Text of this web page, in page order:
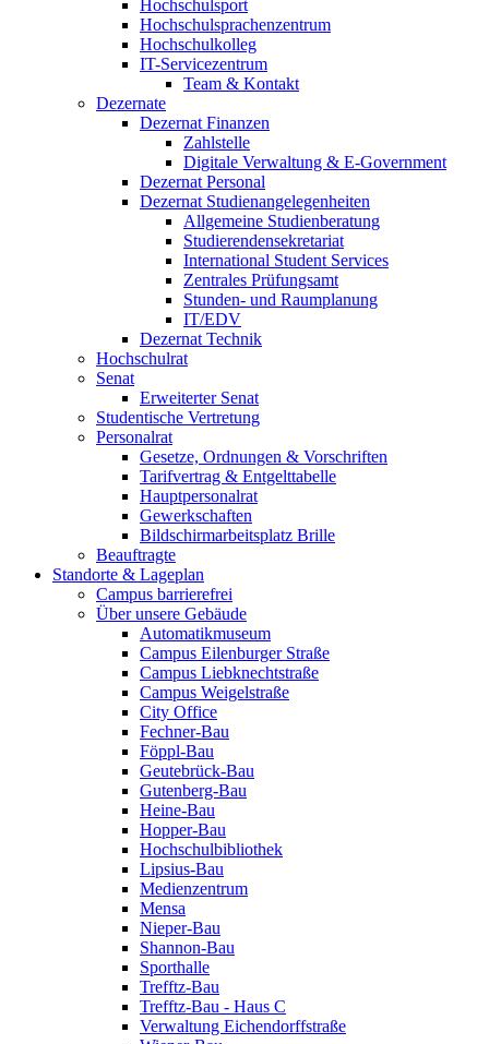
Hochschulsport
Hochschulsprachenzentrum
Hochschulkolleg
IT-Servicezentrum
Team & Kontakt
Dezernate
Dezernat Finanzen
Zahlstelle
Digitale Verwaltung & E-Government
Dezernat Personal
Dezernat Studienangelegenheiten
Allgemeine Studienberatung
Studierendensekretariat
International Student Services
Zentrales Prüfungsamt
Stunden- und Raumplanung
IT/EDV
Dezernat Technik
Hochschulrat
Senat
Erweiterter Senat
Studentische Vertretung
Personalrat
Gesetze, Ordnungen & Vorschriften
Tarifvertrag & Entgelttabelle
Hauptpersonalrat
Gewerkschaften
Bildschirmarbeitsplatz Brille
Beauftragte
Standorte & Lageplan
Campus barrierefrei
Über unsere Gebäude
Automatikmuseum
Campus Eilenburger Straße
Campus Liebknechtstraße
Campus Weigelstraße
City Office
Fechner-Bau
Föppl-Bau
Geutebrück-Bau
Gutenberg-Bau
Heine-Bau
Hopper-Bau
Hochschulbibliothek
Lipsius-Bau
Medienzentrum
Mensa
Nieper-Bau
Shannon-Bau
Sporthalle
Trefftz-Bau
Trefftz-Bau - Haus C
Verwaltung Eichendorffstraße